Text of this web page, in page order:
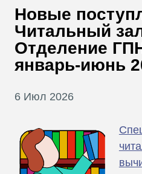
Т
Новые
Читальный
Отделение
январь-июнь
6 Июл 2026